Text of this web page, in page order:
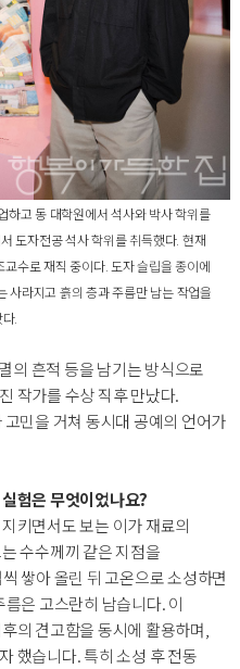
하고 동 대학원에서 석사와 박사 학위를
도자전공 석사 학위를 취득했다. 현재
수로 재직 중이다. 도자 슬립을 종이에
사라지고 흙의 층과 주름만 남는 작업을
.
의 흔적 등을 남기는 방식으로
작가를 수상 직후 만났다.
민을 거쳐 동시대 공예의 언어가
험은 무엇이었나요?
키면서도 보는 이가 재료의
수수께끼 같은 지점을
쌓아 올린 뒤 고온으로 소성하면
은 고스란히 남습니다. 이
의 견고함을 동시에 활용하며,
했습니다. 특히 소성 후 전동